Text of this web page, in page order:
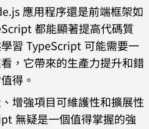
應用程序還是前端框架如
都能顯著提高代碼質
習 TypeScript 可能需要一
，它帶來的生產力提升和錯
得。
增強項目可維護性和擴展性
無疑是一個值得掌握的強